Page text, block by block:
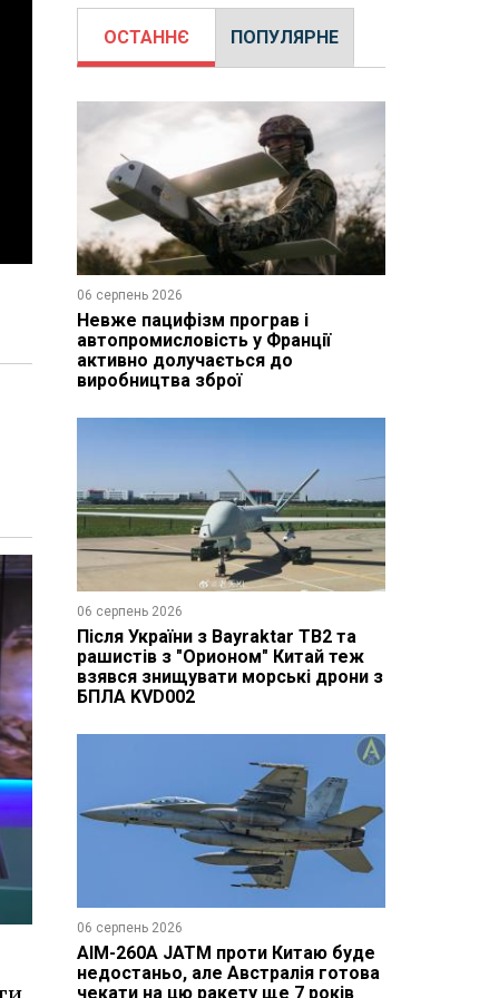
ОСТАННЄ ПОПУЛЯРНЕ
06 серпень 2026
Невже пацифізм програв і
автопромисловість у Франції
активно долучається до
виробництва зброї
06 серпень 2026
Після України з Bayraktar TB2 та
рашистів з "Орионом" Китай теж
взявся знищувати морські дрони з
БПЛА KVD002
06 серпень 2026
AIM-260A JATM проти Китаю буде
недостаньо, але Австралія готова
чекати на цю ракету ще 7 років